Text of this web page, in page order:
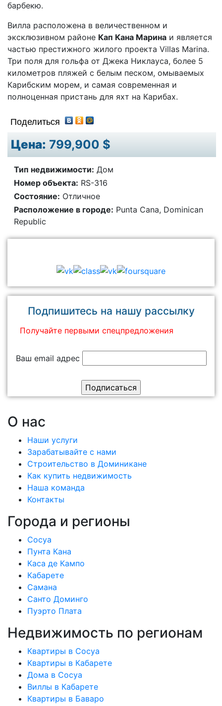
барбекю.
Вилла расположена в величественном и
эксклюзивном районе Кап Кана Марина и является
частью престижного жилого проекта Villas Marina.
Три поля для гольфа от Джека Никлауса, более 5
километров пляжей с белым песком, омываемых
Карибским морем, и самая современная и
полноценная пристань для яхт на Карибах.
Поделиться
Цена: 799,900 $
Тип недвижимости: Дом
Номер объекта: RS-316
Состояние: Отличное
Расположение в городе: Punta Cana, Dominican
Republic
Подпишитесь на нашу рассылку
Получайте первыми спецпредложения
Ваш email адрес
О нас
Наши услуги
Зарабатывайте с нами
Строительство в Доминикане
Как купить недвижимость
Наша команда
Контакты
Города и регионы
Сосуа
Пунта Кана
Каса де Кампо
Кабарете
Самана
Санто Доминго
Пуэрто Плата
Недвижимость по регионам
Квартиры в Сосуа
Квартиры в Кабарете
Дома в Сосуа
Виллы в Кабарете
Квартиры в Баваро